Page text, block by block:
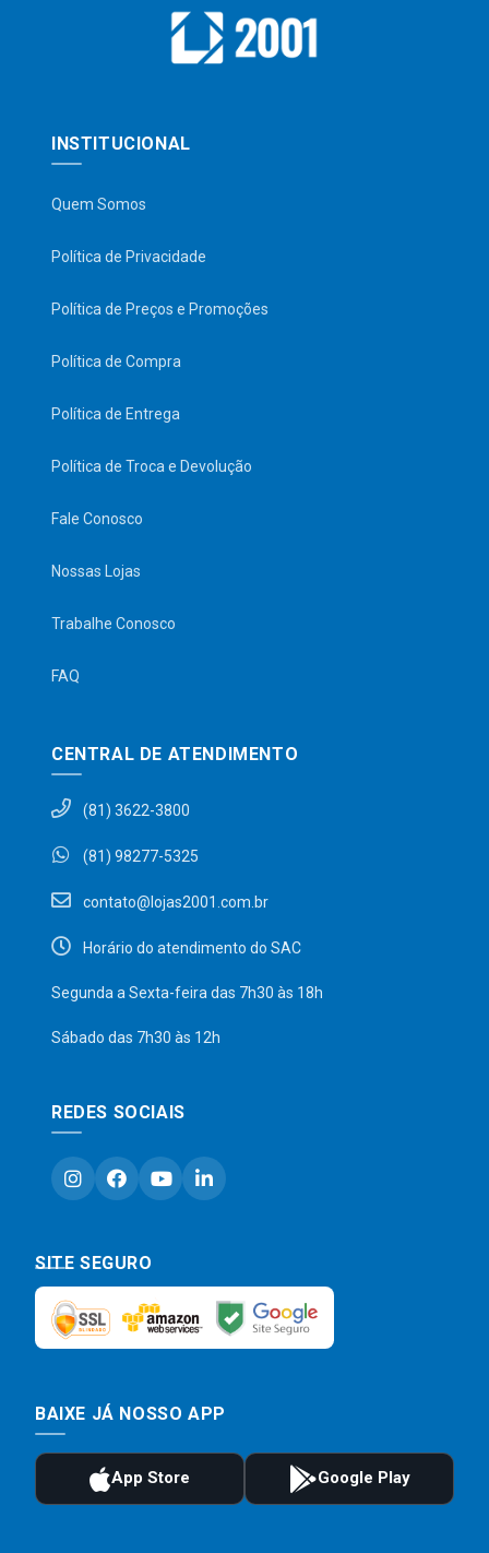
INSTITUCIONAL
Quem Somos
Política de Privacidade
Política de Preços e Promoções
Política de Compra
Política de Entrega
Política de Troca e Devolução
Fale Conosco
Nossas Lojas
Trabalhe Conosco
FAQ
CENTRAL DE ATENDIMENTO
(81) 3622-3800
(81) 98277-5325
contato@lojas2001.com.br
Horário do atendimento do SAC
Segunda a Sexta-feira das 7h30 às 18h
Sábado das 7h30 às 12h
REDES SOCIAIS
SITE SEGURO
BAIXE JÁ NOSSO APP